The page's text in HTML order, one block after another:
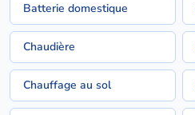
Batterie domestique
Chaudière
Chauffage au sol